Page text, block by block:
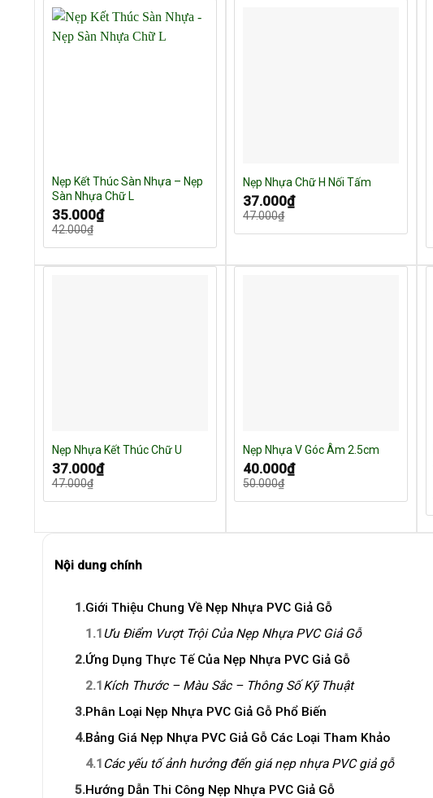
Nẹp Kết Thúc Sàn Nhựa – Nẹp
Sàn Nhựa Chữ L
42.000₫
Giá
gốc
là:
35.000₫
Giá
hiện
tại
35.000₫.
Nẹp Nhựa Chữ H Nối Tấm
47.000₫
Giá
gốc
là:
37.000₫
Giá
hiện
tại
37.000₫.
Nẹp Nhựa Kết Thúc Chữ U
47.000₫
Giá
gốc
là:
37.000₫
Giá
hiện
tại
37.000₫.
Nẹp Nhựa V Góc Âm 2.5cm
50.000₫
Giá
gốc
là:
40.000₫
Giá
hiện
tại
40.000₫.
Nội dung chính
1.Giới Thiệu Chung Về Nẹp Nhựa PVC Giả Gỗ
1.1 Ưu Điểm Vượt Trội Của Nẹp Nhựa PVC Giả Gỗ
2.Ứng Dụng Thực Tế Của Nẹp Nhựa PVC Giả Gỗ
2.1 Kích Thước – Màu Sắc – Thông Số Kỹ Thuật
3.Phân Loại Nẹp Nhựa PVC Giả Gỗ Phổ Biến
4.Bảng Giá Nẹp Nhựa PVC Giả Gỗ Các Loại Tham Khảo
4.1 Các yếu tố ảnh hưởng đến giá nẹp nhựa PVC giả gỗ
5.Hướng Dẫn Thi Công Nẹp Nhựa PVC Giả Gỗ